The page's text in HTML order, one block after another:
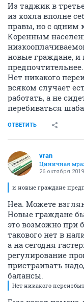
Из таджик в
из хохла вполне
правы, но с одним
Коренным
новые граждане, и
предпочтительнее.
Нет никакого
всяком случает
работать, а не
перебиваться
ОТВЕТИТЬ
vran
Циничная
26 октября 2019
и новые граждане
Неа. Можете
Новые граждане
это возможно при
такового нет в
а на сегодня
регулирование
пристраивать
балансы.
Нет никакого